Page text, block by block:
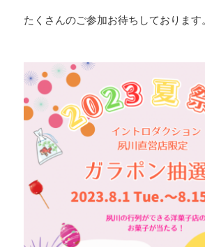
たくさんのご参加お待ちしております